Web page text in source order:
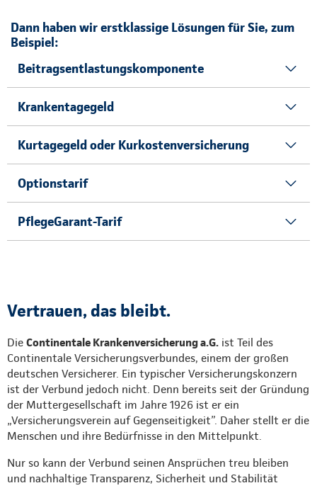
Dann haben wir erstklassige Lösungen für Sie, zum
Beispiel:
Beitragsentlastungskomponente
Krankentagegeld
Kurtagegeld oder Kurkostenversicherung
Optionstarif
PflegeGarant-Tarif
Vertrauen, das bleibt.
Die Continentale Krankenversicherung a.G. ist Teil des
Continentale Versicherungsverbundes, einem der großen
deutschen Versicherer. Ein typischer Versicherungskonzern
ist der Verbund jedoch nicht. Denn bereits seit der Gründung
der Muttergesellschaft im Jahre 1926 ist er ein
„Versicherungsverein auf Gegenseitigkeit”. Daher stellt er die
Menschen und ihre Bedürfnisse in den Mittelpunkt.
Nur so kann der Verbund seinen Ansprüchen treu bleiben
und nachhaltige Transparenz, Sicherheit und Stabilität